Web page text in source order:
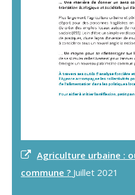
Agriculture urbaine :
commune ? Juillet 2021